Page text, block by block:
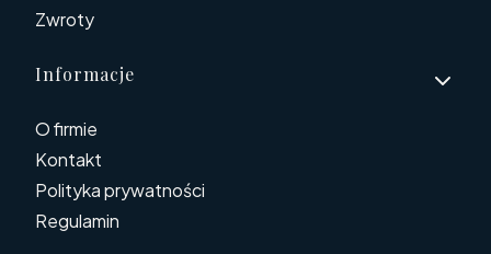
Zwroty
Informacje
O firmie
Kontakt
Polityka prywatności
Regulamin